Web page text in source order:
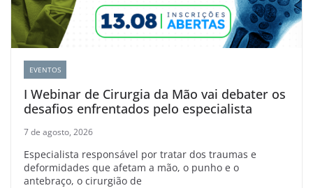
EVENTOS
I Webinar de Cirurgia da Mão vai debater os
desafios enfrentados pelo especialista
7 de agosto, 2026
Especialista responsável por tratar dos traumas e
deformidades que afetam a mão, o punho e o
antebraço, o cirurgião de